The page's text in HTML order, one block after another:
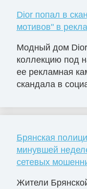
Dior попал в
мотивов" в
Модный дом
коллекцию под
ее рекламная
скандала в
Брянская
минувшей
сетевых
Жители